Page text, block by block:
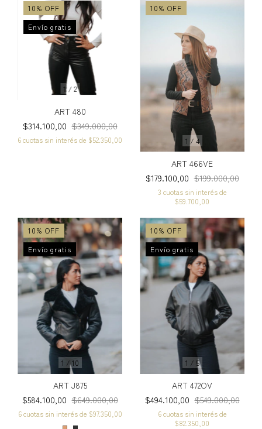
1/2
10% OFF
Envío gratis
ART 480
$314.100,00 $349.000,00
6cuotas sin interés de $52.350,00 1 / 4
10% OFF
ART 466VE
$179.100,00 $199.000,00
3 cuotas sin interés de
$59.700,00
1 /10
10% OFF
Envío gratis
ART J875
$584.100,00 $649.000,00
6 cuotas sin interés de $97.350,00
1 / 5
10% OFF
Envío gratis
ART 472OV
$494.100,00 $549.000,00
6 cuotas sin interés de
$82.350,00